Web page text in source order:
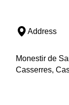
Address
Monestir de
Casserres,